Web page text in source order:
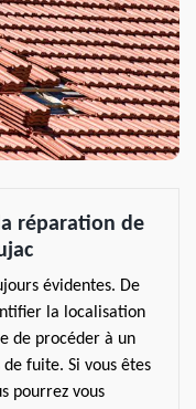
la réparation de
évidentes. De
la localisation
de procéder à un
fuite. Si vous êtes
pourrez vous